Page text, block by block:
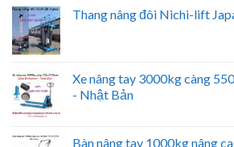
Thang nâng đôi Nichi-lift
Xe nâng tay 3000kg càng
- Nhật Bản
Bàn nâng tay 1000kg nâng